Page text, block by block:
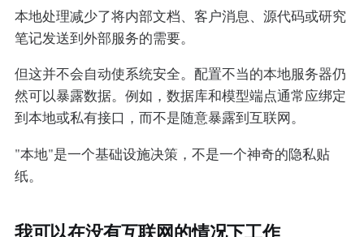
本地处理减少了将内部文档、客户消息、源代码或研究
笔记发送到外部服务的需要。
但这并不会自动使系统安全。配置不当的本地服务器仍
然可以暴露数据。例如，数据库和模型端点通常应绑定
到本地或私有接口，而不是随意暴露到互联网。
"本地"是一个基础设施决策，不是一个神奇的隐私贴
纸。
我可以在没有互联网的情况下工作